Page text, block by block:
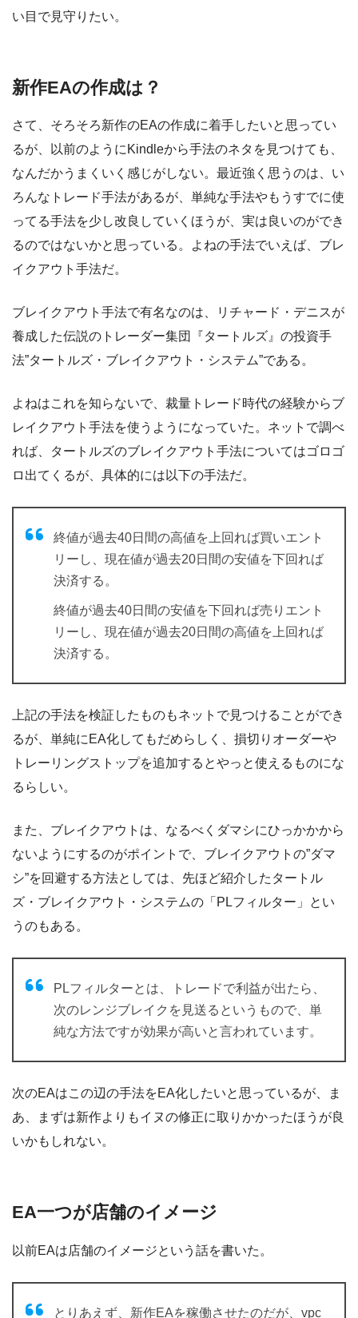
い目で見守りたい。
新作EAの作成は？
さて、そろそろ新作のEAの作成に着手したいと思ってい
るが、以前のようにKindleから手法のネタを見つけても、
なんだかうまくいく感じがしない。最近強く思うのは、い
ろんなトレード手法があるが、単純な手法やもうすでに使
ってる手法を少し改良していくほうが、実は良いのができ
るのではないかと思っている。よねの手法でいえば、ブレ
イクアウト手法だ。
ブレイクアウト手法で有名なのは、リチャード・デニスが
養成した伝説のトレーダー集団『タートルズ』の投資手
法”タートルズ・ブレイクアウト・システム”である。
よねはこれを知らないで、裁量トレード時代の経験からブ
レイクアウト手法を使うようになっていた。ネットで調べ
れば、タートルズのブレイクアウト手法についてはゴロゴ
ロ出てくるが、具体的には以下の手法だ。
終値が過去40日間の高値を上回れば買いエント
リーし、現在値が過去20日間の安値を下回れば
決済する。
終値が過去40日間の安値を下回れば売りエント
リーし、現在値が過去20日間の高値を上回れば
決済する。
上記の手法を検証したものもネットで見つけることができ
るが、単純にEA化してもだめらしく、損切りオーダーや
トレーリングストップを追加するとやっと使えるものにな
るらしい。
また、ブレイクアウトは、なるべくダマシにひっかかから
ないようにするのがポイントで、ブレイクアウトの”ダマ
シ”を回避する方法としては、先ほど紹介したタートル
ズ・ブレイクアウト・システムの「PLフィルター」とい
うのもある。
PLフィルターとは、トレードで利益が出たら、
次のレンジブレイクを見送るというもので、単
純な方法ですが効果が高いと言われています。
次のEAはこの辺の手法をEA化したいと思っているが、ま
あ、まずは新作よりもイヌの修正に取りかかったほうが良
いかもしれない。
EA一つが店舗のイメージ
以前EAは店舗のイメージという話を書いた。
とりあえず、新作EAを稼働させたのだが、vpc